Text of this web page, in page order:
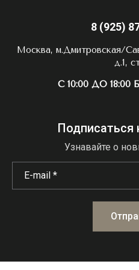
8 (925)
Москва, м.Дмитровская/
д.1,
С 10:00 ДО
Подписаться
Узнавайте о